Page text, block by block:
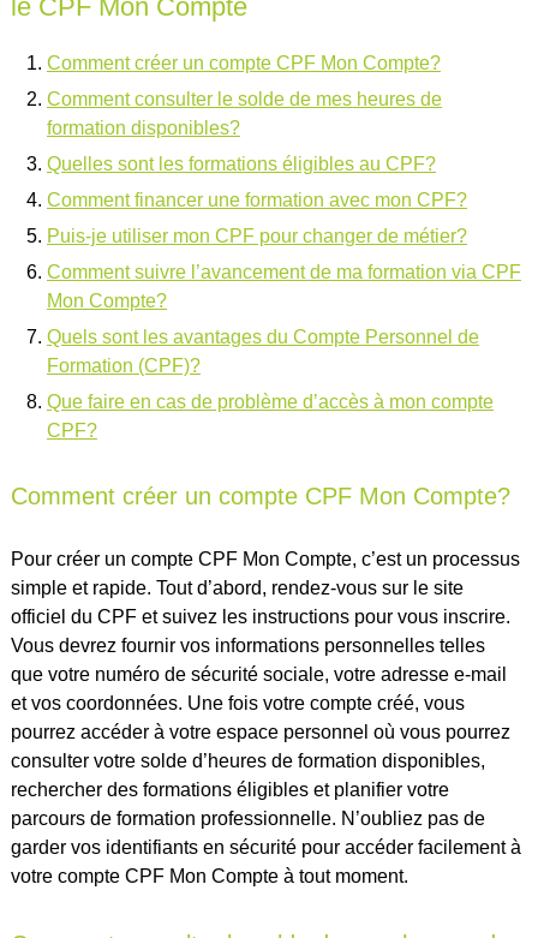
le CPF Mon Compte
Comment créer un compte CPF Mon Compte?
Comment consulter le solde de mes heures de
formation disponibles?
Quelles sont les formations éligibles au CPF?
Comment financer une formation avec mon CPF?
Puis-je utiliser mon CPF pour changer de métier?
Comment suivre l’avancement de ma formation via CPF
Mon Compte?
Quels sont les avantages du Compte Personnel de
Formation (CPF)?
Que faire en cas de problème d’accès à mon compte
CPF?
Comment créer un compte CPF Mon Compte?
Pour créer un compte CPF Mon Compte, c’est un processus
simple et rapide. Tout d’abord, rendez-vous sur le site
officiel du CPF et suivez les instructions pour vous inscrire.
Vous devrez fournir vos informations personnelles telles
que votre numéro de sécurité sociale, votre adresse e-mail
et vos coordonnées. Une fois votre compte créé, vous
pourrez accéder à votre espace personnel où vous pourrez
consulter votre solde d’heures de formation disponibles,
rechercher des formations éligibles et planifier votre
parcours de formation professionnelle. N’oubliez pas de
garder vos identifiants en sécurité pour accéder facilement à
votre compte CPF Mon Compte à tout moment.